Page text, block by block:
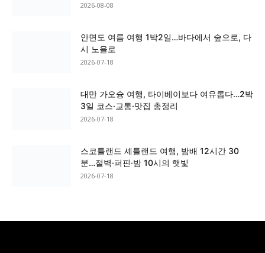
2026-08-08
안면도 여름 여행 1박2일…바다에서 숲으로, 다
시 노을로
2026-07-18
대만 가오슝 여행, 타이베이보다 여유롭다…2박
3일 코스·교통·맛집 총정리
2026-07-18
스코틀랜드 셰틀랜드 여행, 밤배 12시간 30
분…절벽·퍼핀·밤 10시의 햇빛
2026-07-18